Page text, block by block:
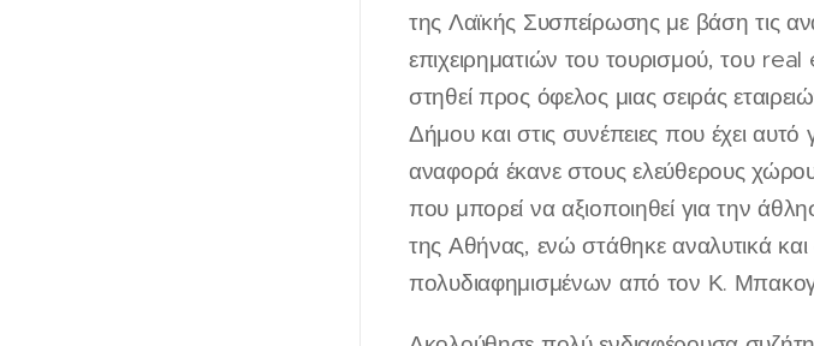
της Λαϊκής Συσπείρωσης με βάση τις
επιχειρηματιών του τουρισμού, του
στηθεί προς όφελος μιας σειράς
Δήμου και στις συνέπειες που έχει αυτό
αναφορά έκανε στους ελεύθερους
που μπορεί να αξιοποιηθεί για την
της Αθήνας, ενώ στάθηκε αναλυτικά
πολυδιαφημισμένων από τον Κ.